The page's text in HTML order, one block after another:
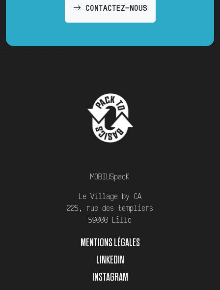
CONTACTEZ-NOUS
MOBIUSpack
Le Village by CA
225, rue des templiers
59000 Lille
MENTIONS LÉGALES
LINKEDIN
INSTAGRAM